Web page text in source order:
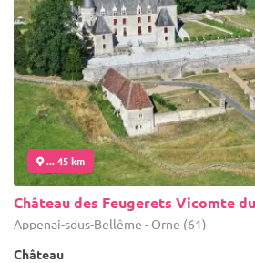
... 45 km
Château des Feugerets Vicomte
Appenai-sous-Bellême - Orne (61)
Château